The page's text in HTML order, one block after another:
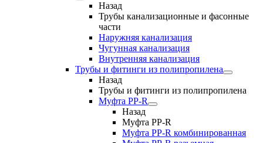
Назад
Трубы канализационные и фасонные
части
Наружняя канализация
Чугунная канализация
Внутренняя канализация
Трубы и фитинги из полипропилена
Назад
Трубы и фитинги из полипропилена
Муфта PP-R
Назад
Муфта PP-R
Муфта РР-R комбинированная